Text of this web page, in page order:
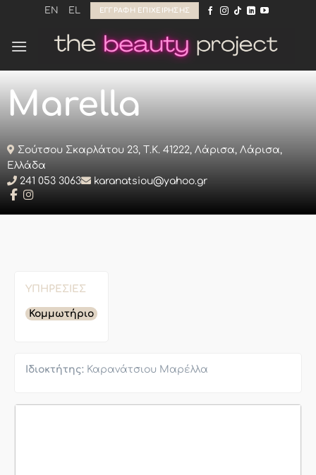
Μετάβαση
περιεχόμενο
EN EL ΕΓΓΡΑΦΉ ΕΠΙΧΕΊΡΗΣΗΣ
Marella
⁩⁦Σούτσου Σκαρλάτου 23, Τ.Κ. 41222, Λάρισα, Λάρισα,
Ελλάδα
241 053 3063
karanatsiou@yahoo.gr
ΥΠΗΡΕΣΊΕΣ
Κομμωτήριο
Ιδιοκτήτης: Καρανάτσιου Μαρέλλα